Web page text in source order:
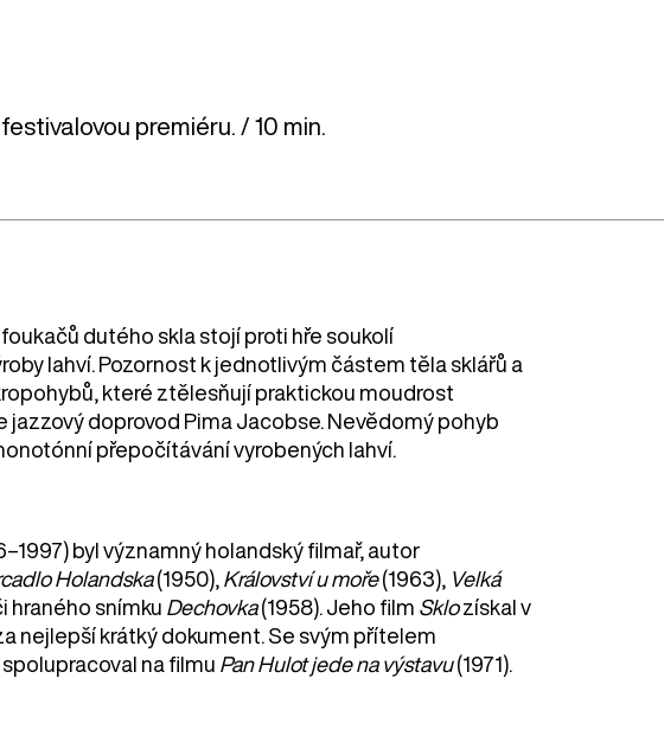
premiéru. / 10 min.
dutého skla stojí proti hře soukolí
lahví. Pozornost k jednotlivým částem těla sklářů a
které ztělesňují praktickou moudrost
jazzový doprovod Pima Jacobse. Nevědomý pohyb
přepočítávání vyrobených lahví.
byl významný holandský filmař, autor
Holandska(1950), Království u moře(1963), Velká
hraného snímku Dechovka(1958). Jeho film Sklozískal v
nejlepší krátký dokument. Se svým přítelem
na filmu Pan Hulot jede na výstavu(1971).